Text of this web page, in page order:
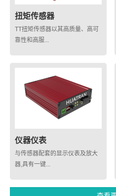
扭矩传感器
TT扭矩传感器以其高质量、高可
靠性和高服...
仪器仪表
与传感器配套的显示仪表及放大
器,具有一键...